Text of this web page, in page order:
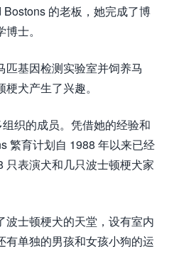
的老板，她完成了博
士。
基因检测实验室并饲养马
犬产生了兴趣。
织的成员。凭借她的经验和
繁育计划自 1988 年以来已经
只表演犬和几只波士顿梗犬家
波士顿梗犬的天堂，设有室内
有单独的男孩和女孩小狗的运